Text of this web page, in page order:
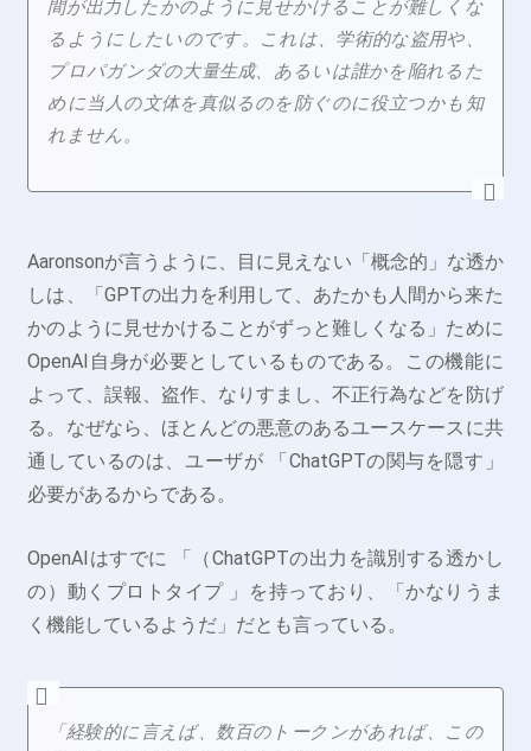
間が出力したかのように見せかけることが難しくな
るようにしたいのです。これは、学術的な盗用や、
プロパガンダの大量生成、あるいは誰かを陥れるた
めに当人の文体を真似るのを防ぐのに役立つかも知
れません。
Aaronsonが言うように、目に見えない「概念的」な透か
しは、「GPTの出力を利用して、あたかも人間から来た
かのように見せかけることがずっと難しくなる」ために
OpenAI自身が必要としているものである。この機能に
よって、誤報、盗作、なりすまし、不正行為などを防げ
る。なぜなら、ほとんどの悪意のあるユースケースに共
通しているのは、ユーザが 「ChatGPTの関与を隠す」
必要があるからである。
OpenAIはすでに 「（ChatGPTの出力を識別する透かし
の）動くプロトタイプ 」を持っており、「かなりうま
く機能しているようだ」だとも言っている。
「経験的に言えば、数百のトークンがあれば、この